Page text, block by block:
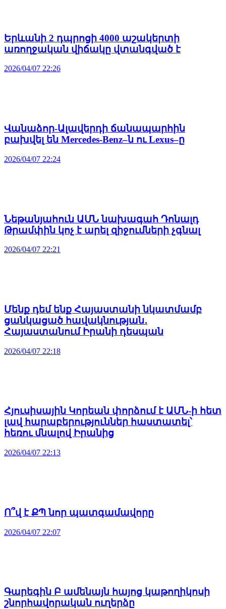
Երևանի 2 դպրոցի 4000 աշակերտի
առողջական վիճակը վտանգված է
2026/04/07 22:26
Վանաձոր-Ալավերդի ճանապարհին
բախվել են Mercedes-Benz–ն ու Lexus–ը
2026/04/07 22:24
Նեթանյահուն ԱՄՆ նախագահ Դոնալդ
Թրամփին կոչ է արել զիջումների չգնալ
2026/04/07 22:21
Մենք դեմ ենք Հայաստանի նկատմամբ
ցանկացած հավակնության․
Հայաստանում Իրանի դեսպան
2026/04/07 22:18
Հյուսիսային Կորեան փորձում է ԱՄՆ-ի հետ
լավ հարաբերություններ հաստատել՝
հեռու մնալով Իրանից
2026/04/07 22:13
Ո՞վ է ՔՊ նոր պատգամավորը
2026/04/07 22:07
Գարեգին Բ ամենայն հայոց կաթողիկոսի
շնորհավորական ուղերձը